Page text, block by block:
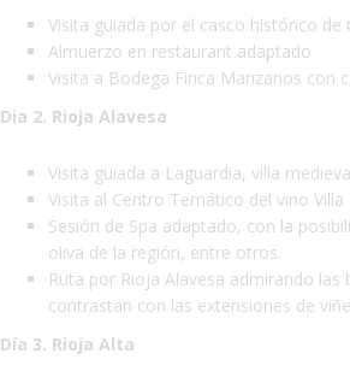
Visita guiada por el casco histórico
Almuerzo en restaurant adaptado
Visita a Bodega Finca Manzanos con
Dia 2. Rioja Alavesa
Visita guiada a Laguardia, villa
Visita al Centro Temático del vino Villa
Sesión de Spa adaptado, con la
oliva de la región, entre otros.
Ruta por Rioja Alavesa admirando
contrastan con las extensiones de
Día 3. Rioja Alta